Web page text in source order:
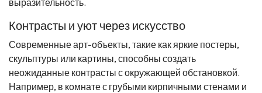
Контрасты и уют через искусство
Современные арт-объекты, такие как яркие постеры,
скульптуры или картины, способны создать
неожиданные контрасты с окружающей обстановкой.
Например, в комнате с грубыми кирпичными стенами и